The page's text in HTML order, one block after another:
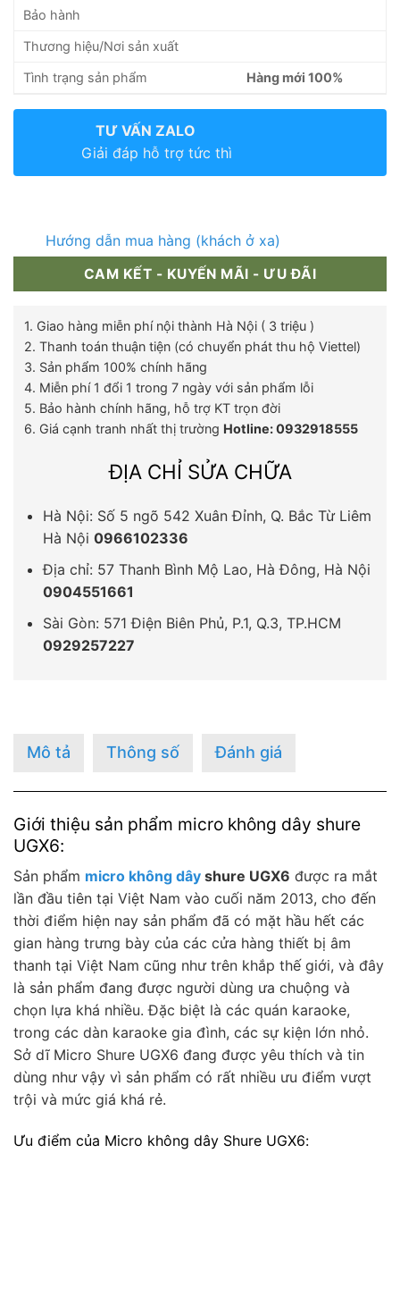
Bảo hành
Thương hiệu/Nơi sản xuất
Tình trạng sản phẩm Hàng mới 100%
TƯ VẤN ZALO
Giải đáp hỗ trợ tức thì
Hướng dẫn mua hàng (khách ở xa)
CAM KẾT - KUYẾN MÃI - ƯU ĐÃI
1. Giao hàng miễn phí nội thành Hà Nội ( 3 triệu )
2. Thanh toán thuận tiện (có chuyển phát thu hộ Viettel)
3. Sản phẩm 100% chính hãng
4. Miễn phí 1 đổi 1 trong 7 ngày với sản phẩm lỗi
5. Bảo hành chính hãng, hỗ trợ KT trọn đời
6. Giá cạnh tranh nhất thị trường Hotline: 0932918555
ĐỊA CHỈ SỬA CHỮA
Hà Nội: Số 5 ngõ 542 Xuân Đỉnh, Q. Bắc Từ Liêm
Hà Nội 0966102336
Địa chỉ: 57 Thanh Bình Mộ Lao, Hà Đông, Hà Nội
0904551661
Sài Gòn: 571 Điện Biên Phủ, P.1, Q.3, TP.HCM
0929257227
Mô tả Thông số Đánh giá
Giới thiệu sản phẩm micro không dây shure
UGX6:
Sản phẩm micro không dây shure UGX6 được ra mắt
lần đầu tiên tại Việt Nam vào cuối năm 2013, cho đến
thời điểm hiện nay sản phẩm đã có mặt hầu hết các
gian hàng trưng bày của các cửa hàng thiết bị âm
thanh tại Việt Nam cũng như trên khắp thế giới, và đây
là sản phẩm đang được người dùng ưa chuộng và
chọn lựa khá nhiều. Đặc biệt là các quán karaoke,
trong các dàn karaoke gia đình, các sự kiện lớn nhỏ.
Sở dĩ Micro Shure UGX6 đang được yêu thích và tin
dùng như vậy vì sản phẩm có rất nhiều ưu điểm vượt
trội và mức giá khá rẻ.
Ưu điểm của Micro không dây Shure UGX6: